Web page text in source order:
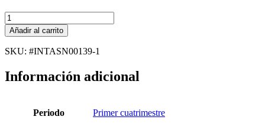
INTENSIVO
-
ESTADÍSTICA
II
Añadir al carrito
SKU: #INTASN00139-1
Información adicional
Periodo Primer cuatrimestre